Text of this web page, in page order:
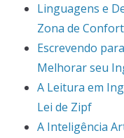
Linguagens e
Zona de
Escrevendo
Melhorar seu
A Leitura em
Lei de Zipf
A Inteligência